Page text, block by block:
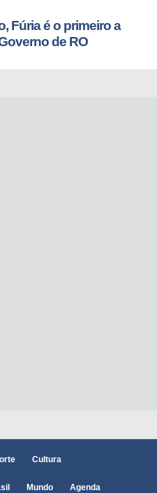
Fúria é o primeiro a
de RO
Cultura
Mundo Agenda